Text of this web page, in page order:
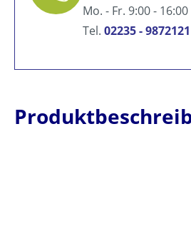
Mo. - Fr. 9:00 -
Tel. 02235 - 9872121